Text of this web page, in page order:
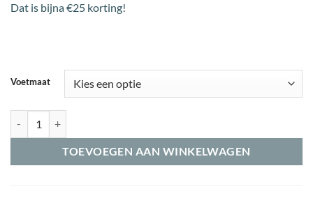
Dat is bijna €25 korting!
Voetmaat
TOEVOEGEN AAN WINKELWAGEN